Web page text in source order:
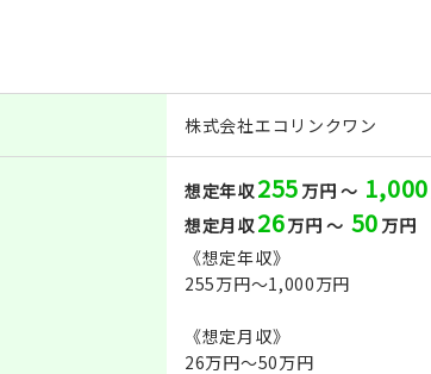
株式会社エコリンクワン
想定年収255 万円 ～ 1,000
想定月収26万円 ～ 50 万円
《想定年収》
255万円～1,000万円
《想定月収》
26万円～50万円